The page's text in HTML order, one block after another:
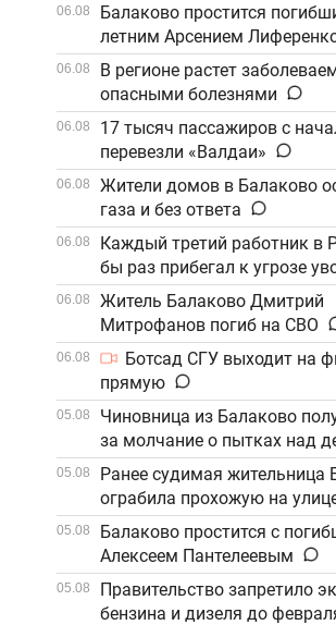
06.08
Балаково простится
летним Арсением
06.08
В регионе растет
опасными болезнями
06.08
17 тысяч пассажиров с
перевезли «Валдаи»
06.08
Жители домов в Балаково
газа и без ответа
06.08
Каждый третий работник в
бы раз прибегал к угрозе
06.08
Житель Балаково Дмитрий
Митрофанов погиб на СВО
06.08
Ботсад СГУ выходит на
прямую
05.08
Чиновница из Балаково
за молчание о пытках над
05.08
Ранее судимая жительница
ограбила прохожую на
05.08
Балаково простится с
Алексеем Пантелеевым
05.08
Правительство запретило
бензина и дизеля до